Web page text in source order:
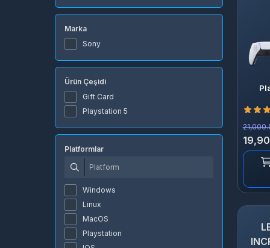
Marka
Sony
Ürün Çeşidi
Gift Card
Playstation 5
Platformlar
Windows
Linux
MacOS
Playstation